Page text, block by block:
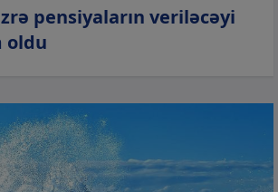
pensiyaların veriləcəyi
oldu